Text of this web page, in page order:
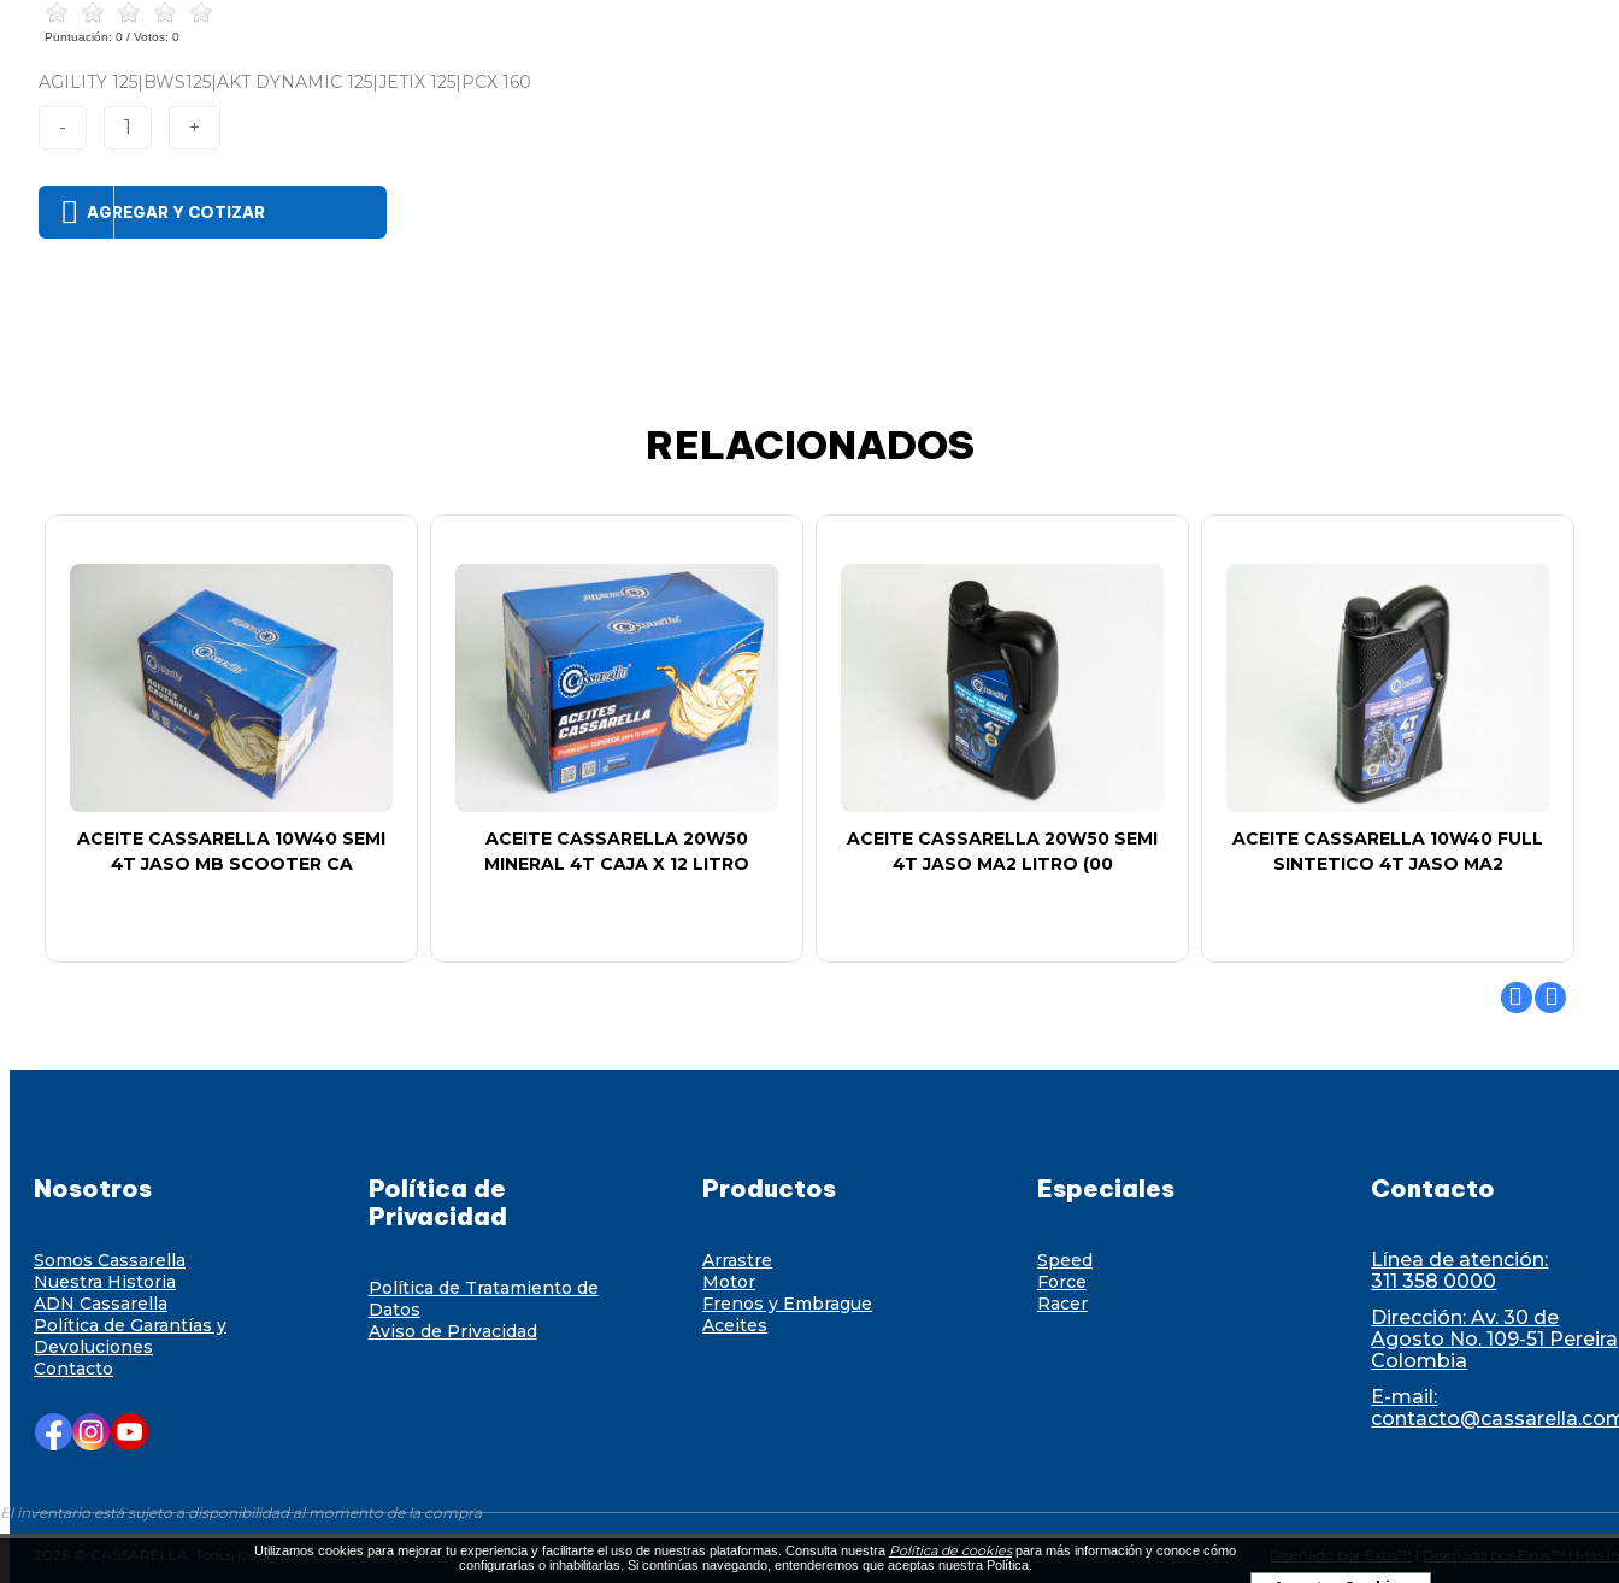
Puntuación: 0 / Votos: 0
AGILITY 125|BWS125|AKT DYNAMIC 125|JETIX 125|PCX 160
- 1 +
AGREGAR Y COTIZAR
El inventario está sujeto a disponibilidad al momento de la compra
RELACIONADOS
ACEITE CASSARELLA 10W40 SEMI
4T JASO MB SCOOTER CA
ACEITE CASSARELLA 20W50
MINERAL 4T CAJA X 12 LITRO
ACEITE CASSARELLA 20W50 SEMI
4T JASO MA2 LITRO (00
ACEITE CASSARELLA 10W40 FULL
SINTETICO 4T JASO MA2
Nosotros
Somos Cassarella
Nuestra Historia
ADN Cassarella
Política de Garantías y
Devoluciones
Contacto
Política de
Privacidad
Política de Tratamiento de
Datos
Aviso de Privacidad
Productos
Arrastre
Motor
Frenos y Embrague
Aceites
Especiales
Speed
Force
Racer
Contacto
Línea de atención:
311 358 0000
Dirección: Av. 30 de
Agosto No. 109-51
Colombia
E-mail:
2026 © CASSARELLA. Todos los derechos resevados Diseñado por Exus™ Diseñado por Exus™ | Más
Utilizamos cookies para mejorar tu experiencia y facilitarte el uso de nuestras plataformas. Consulta nuestra Política de cookiespara más información y conoce cómo
configurarlas o inhabilitarlas. Si continúas navegando, entenderemos que aceptas nuestra Política.